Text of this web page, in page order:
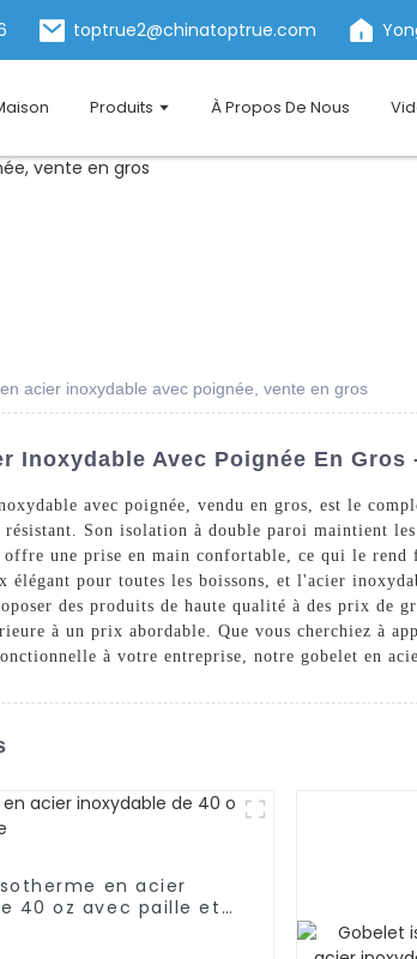
toptrue2@chinatoptrue.com
Produits À Propos De Nous
acier inoxydable avec poignée, vente en gros
Inoxydable Avec Poignée En
avec poignée, vendu en gros, est le
Son isolation à double paroi maintient
une prise en main confortable, ce qui le
élégant pour toutes les boissons, et l'acier
des produits de haute qualité à des prix de
à un prix abordable. Que vous cherchiez à
à votre entreprise, notre gobelet en
en acier
40 oz avec paille et